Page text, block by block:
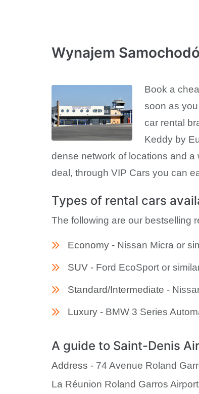
Wynajem
Book a
soon as
car rental
Keddy by
dense network of locations and
deal, through VIP Cars you can
Types of rental cars
The following are our bestselling
Economy - Nissan Micra or
SUV - Ford EcoSport or
Standard/Intermediate -
Luxury - BMW 3 Series
A guide to Saint-Denis
Address - 74 Avenue Roland
La Réunion Roland Garros